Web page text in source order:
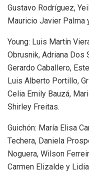
Gustavo Rodríguez,
Mauricio Javier Palma
Young: Luis Martín
Obrusnik, Adriana Dos
Gerardo Caballero,
Luis Alberto Portillo,
Celia Emily Bauzá,
Shirley Freitas.
Guichón: María Elisa
Techera, Daniela
Noguera, Wilson
Carmen Elizalde y